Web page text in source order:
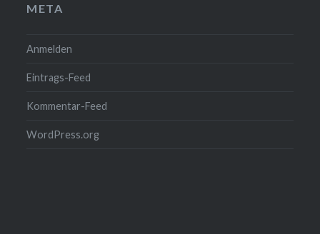
META
Anmelden
Eintrags-Feed
Kommentar-Feed
WordPress.org